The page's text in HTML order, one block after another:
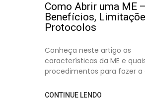
Como Abrir uma ME
Benefícios,
Protocolos
Conheça neste artigo as
características da ME e
procedimentos para fazer a
CONTINUE LENDO